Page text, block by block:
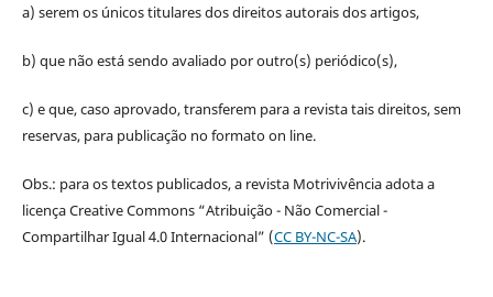
a) serem os únicos titulares dos direitos autorais dos artigos,
b) que não está sendo avaliado por outro(s) periódico(s),
c) e que, caso aprovado, transferem para a revista tais direitos, sem
reservas, para publicação no formato on line.
Obs.: para os textos publicados, a revista Motrivivência adota a
licença Creative Commons “Atribuição - Não Comercial -
Compartilhar Igual 4.0 Internacional” (CC BY-NC-SA).